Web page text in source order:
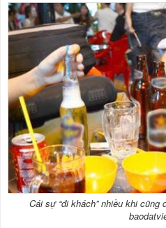
Cái sự “đi khách” nhiều khi